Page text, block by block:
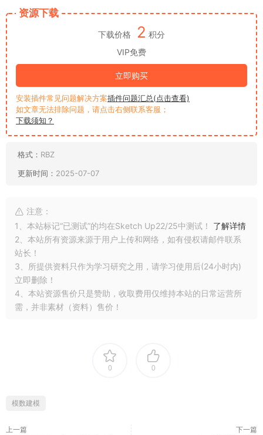
资源下载
下载价格 2 积分
VIP免费
立即购买
安装插件常见问题解决方案插件问题汇总(点击查看)
如文章无法排除问题，请点击右侧联系客服；
下载须知？
格式： RBZ
更新时间： 2025-07-07
注意：
1、本站标记“已测试”的均在Sketch Up22/25中测试！ 了解详情
2、本站所有资源来源于用户上传和网络，如有侵权请邮件联系
站长！
3、所提供资料只作为学习研究之用，请学习使用后(24小时内)
立即删除！
4、本站资源售价只是赞助，收取费用仅维持本站的日常运营所
需，并非素材（资料）售价！
0 0
模数建模
上一篇 下一篇